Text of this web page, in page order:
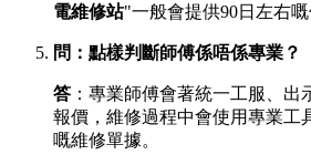
電維修站"一般會提供90日左右嘅
問：點樣判斷師傅係唔係專業？
答 ：專業師傅會著統一工服、出
報價，維修過程中會使用專業工
嘅維修單據。